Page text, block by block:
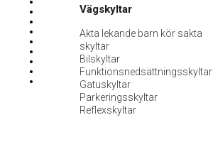
Vägskyltar
Akta lekande barn kör sakta
skyltar
Bilskyltar
Funktionsnedsättningsskyltar
Gatuskyltar
Parkeringsskyltar
Reflexskyltar